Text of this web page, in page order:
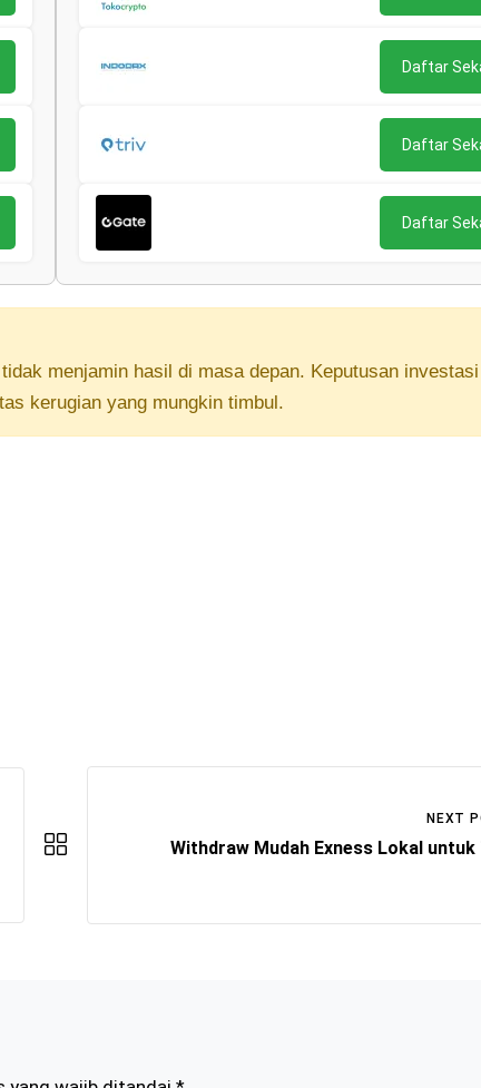
Daftar
Daftar
Daftar
menjamin hasil di masa depan. Keputusan
kerugian yang mungkin timbul.
NEXT
Withdraw Mudah Exness Lokal untuk